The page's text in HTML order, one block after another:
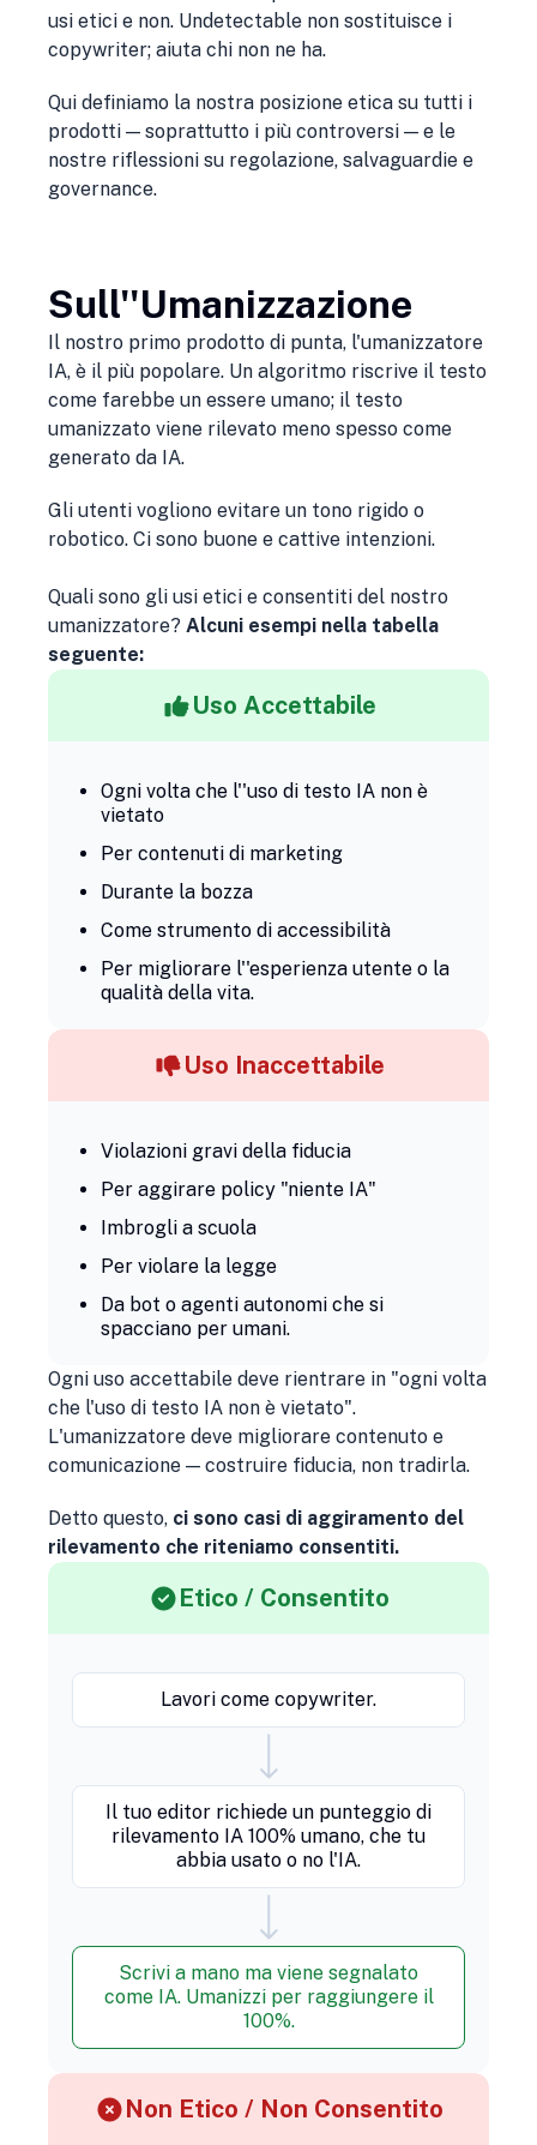
usi etici e non. Undetectable non sostituisce i
copywriter; aiuta chi non ne ha.
Qui definiamo la nostra posizione etica su tutti i
prodotti — soprattutto i più controversi — e le
nostre riflessioni su regolazione, salvaguardie e
governance.
Sull''umanizzazione
Il nostro primo prodotto di punta, l'umanizzatore
IA, è il più popolare. Un algoritmo riscrive il testo
come farebbe un essere umano; il testo
umanizzato viene rilevato meno spesso come
generato da IA.
Gli utenti vogliono evitare un tono rigido o
robotico. Ci sono buone e cattive intenzioni.
Quali sono gli usi etici e consentiti del nostro
umanizzatore? Alcuni esempi nella tabella
seguente:
Uso Accettabile
Ogni volta che l''uso di testo IA non è
vietato
Per contenuti di marketing
Durante la bozza
Come strumento di accessibilità
Per migliorare l''esperienza utente o la
qualità della vita.
Uso Inaccettabile
Violazioni gravi della fiducia
Per aggirare policy "niente IA"
Imbrogli a scuola
Per violare la legge
Da bot o agenti autonomi che si
spacciano per umani.
Ogni uso accettabile deve rientrare in "ogni volta
che l'uso di testo IA non è vietato".
L'umanizzatore deve migliorare contenuto e
comunicazione — costruire fiducia, non tradirla.
Detto questo, ci sono casi di aggiramento del
rilevamento che riteniamo consentiti.
Etico / Consentito
Lavori come copywriter.
Il tuo editor richiede un punteggio di
rilevamento IA 100% umano, che tu
abbia usato o no l'IA.
Scrivi a mano ma viene segnalato
come IA. Umanizzi per raggiungere il
100%.
Non Etico / Non Consentito